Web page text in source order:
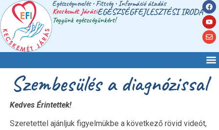
Egészségnevelés • Fittség • Információ átadás
Kecskemét JárásiEGÉSZSÉGFEJLESZTÉSI IRODA
Tegyünk egészségünkért!
Szembesülés a diagnózissal
Kedves Érintettek!
Szeretettel ajánljuk figyelmükbe a következő rövid videót,